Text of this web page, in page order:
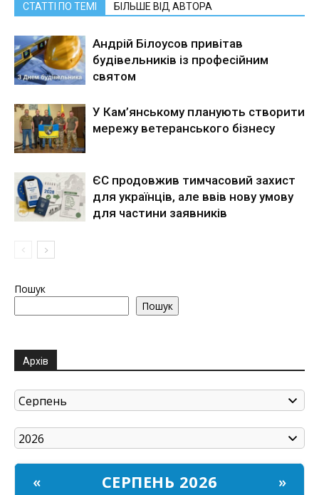
СТАТТІ ПО ТЕМІ БІЛЬШЕ ВІД АВТОРА
Андрій Білоусов привітав
будівельників із професійним
святом
У Кам’янському планують створити
мережу ветеранського бізнесу
ЄС продовжив тимчасовий захист
для українців, але ввів нову умову
для частини заявників
Пошук
Пошук
Архів
« СЕРПЕНЬ 2026 »